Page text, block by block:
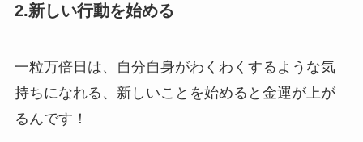
2.新しい行動を始める
一粒万倍日は、自分自身がわくわくするような気
持ちになれる、新しいことを始めると金運が上が
るんです！